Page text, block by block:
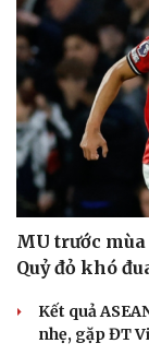
Cải chính
MU trước
Quỷ đỏ khó
Kết quả
nhẹ, gặp ĐT